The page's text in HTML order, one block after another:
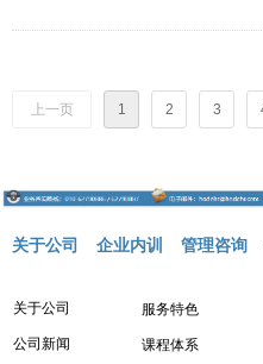
越者，无往不利！
上一页 1 2 3
关于公司 企业内训 管理咨询
关于公司
公司新闻
服务特色
课程体系